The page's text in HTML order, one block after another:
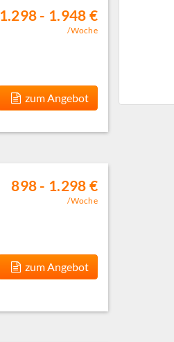
1.298 - 1.948 €
/Woche
zum Angebot
898 - 1.298 €
/Woche
zum Angebot